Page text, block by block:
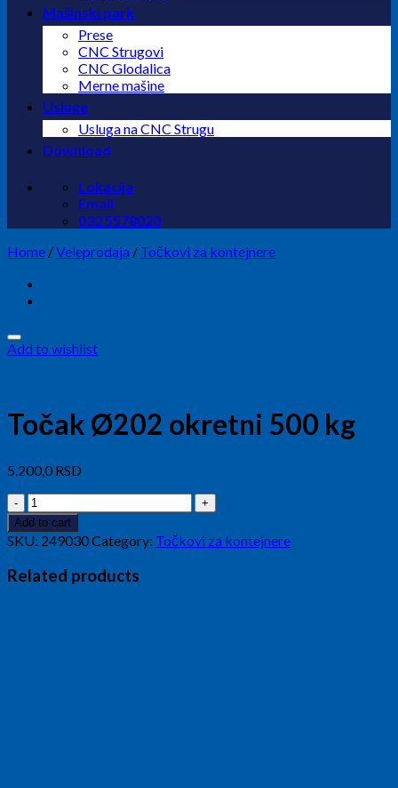
Mašinski park
Prese
CNC Strugovi
CNC Glodalica
Merne mašine
Usluge
Usluga na CNC Strugu
Download
Lokacija
Email
032 5578020
Home /Veleprodaja / Točkovi za kontejnere
Add to wishlist
Točak Ø202 okretni 500 kg
5.200,0 RSD
Točak
Ø202
okretni
500
kg
quantity
Add to cart
SKU: 249030Category: Točkovi za kontejnere
Related products